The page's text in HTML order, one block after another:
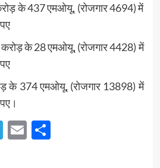
के 437 एमओयू, (रोजगार 4694) में
के 28 एमओयू, (रोजगार 4428) में
के 374 एमओयू, (रोजगार 13898) में
Telegram
EmailShare